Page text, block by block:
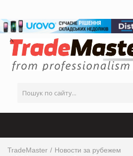
TradeMaster
Новости за рубежем